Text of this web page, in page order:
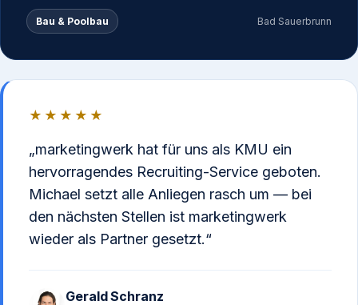
Bau & Poolbau Bad Sauerbrunn
★★★★★
marketingwerk hat für uns als KMU ein
hervorragendes Recruiting-Service geboten.
Michael setzt alle Anliegen rasch um — bei
den nächsten Stellen ist marketingwerk
wieder als Partner gesetzt.
Gerald Schranz